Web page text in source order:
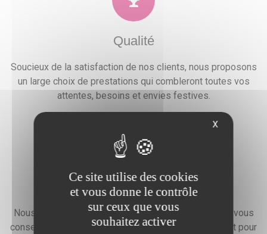
Qualité
Soucieux de la satisfaction de nos clients, nous proposons
un large choix de prestations qui combleront toutes vos
attentes, besoins et envies festives.
Devis gratuit
Nous faisons preuve d'une grande disponibilité pour vous
conseiller, vous renseigner et élaborer un devis gratuit pour
X
Ce site utilise des cookies
et vous donne le contrôle
sur ceux que vous
souhaitez activer